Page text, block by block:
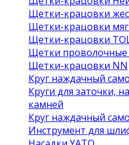
Щетки-крацовки
Щетки-крацовки
Щетки-крацовки
Щетки проволочные
Щетки-крацовки NN
Круг наждачный
Круги для заточки,
камней
Круг наждачный
Инструмент для